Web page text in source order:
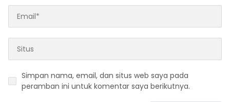
Simpan nama, email, dan situs web saya pada
peramban ini untuk komentar saya berikutnya.